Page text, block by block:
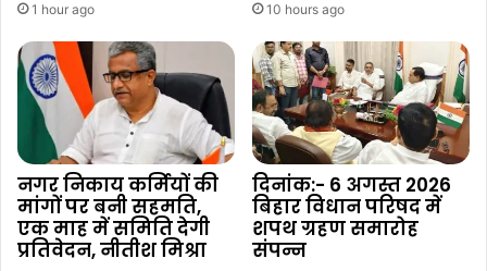
1 hour ago 10 hours ago
नगर निकाय कर्मियों की
मांगों पर बनी सहमति,
एक माह में समिति देगी
प्रतिवेदन, नीतीश मिश्रा
दिनांक:- 6 अगस्त 2026
बिहार विधान परिषद में
शपथ ग्रहण समारोह
संपन्न